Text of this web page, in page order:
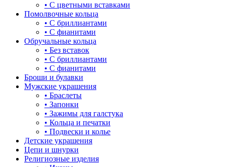
• С цветными вставками
Помолвочные кольца
• С бриллиантами
• С фианитами
Обручальные кольца
• Без вставок
• С бриллиантами
• С фианитами
Броши и булавки
Мужские украшения
• Браслеты
• Запонки
• Зажимы для галстука
• Кольца и печатки
• Подвески и колье
Детские украшения
Цепи и шнурки
Религиозные изделия